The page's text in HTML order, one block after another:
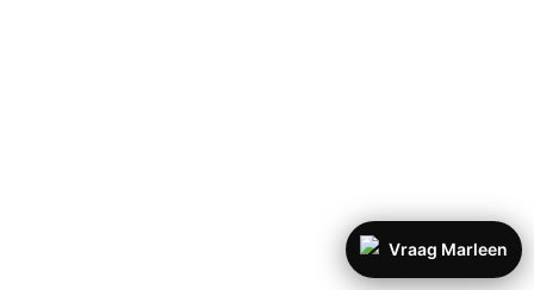
Bent u op zoek naar
Vraag Marleen